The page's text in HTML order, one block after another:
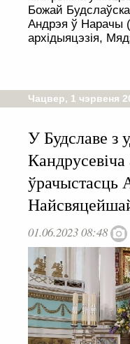
Божай
Андрэя ў Нарачы
архідыяцэзія,
Чацвер, 1 чэрвеня
У Будславе з
ўрачыстасць
01.06.2023 08:48